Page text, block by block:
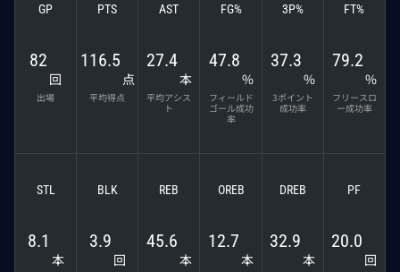
GP
82
回
出場
PTS
116.5
点
平均得点
AST
27.4
本
平均アシス
ト
FG%
47.8
%
フィールド
ゴール成功
率
3P%
37.3
%
3ポイント
成功率
FT%
79.2
%
フリースロ
ー成功率
STL
8.1
本
BLK
3.9
回
REB
45.6
本
OREB
12.7
本
DREB
32.9
本
PF
20.0
回